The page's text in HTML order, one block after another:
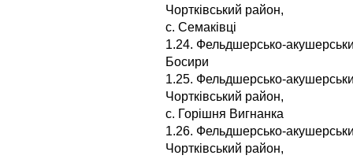
Чортківський район,
с. Семаківці
1.24. Фельдшерсько-
Босири
1.25. Фельдшерсько-
Чортківський район,
с. Горішня Вигнанка
1.26. Фельдшерсько-
Чортківський район,